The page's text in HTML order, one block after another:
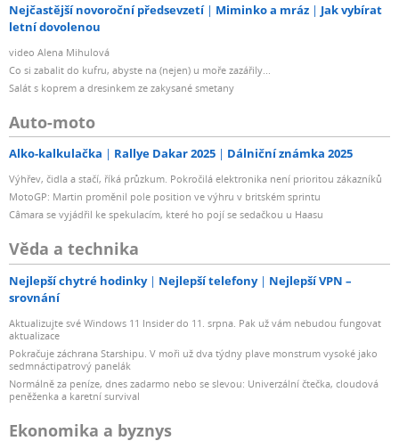
Nejčastější novoroční předsevzetí Miminko a mráz
Jak vybírat
letní dovolenou
video Alena Mihulová
Co si zabalit do kufru, abyste na (nejen) u moře zazářily...
Salát s koprem a dresinkem ze zakysané smetany
Auto-moto
Alko-kalkulačka Rallye Dakar 2025 Dálniční známka 2025
Výhřev, čidla a stačí, říká průzkum. Pokročilá elektronika není prioritou zákazníků
MotoGP: Martin proměnil pole position ve výhru v britském sprintu
Câmara se vyjádřil ke spekulacím, které ho pojí se sedačkou u Haasu
Věda a technika
Nejlepší chytré hodinky Nejlepší telefony
Nejlepší VPN –
srovnání
Aktualizujte své Windows 11 Insider do 11. srpna. Pak už vám nebudou fungovat
aktualizace
Pokračuje záchrana Starshipu. V moři už dva týdny plave monstrum vysoké jako
sedmnáctipatrový panelák
Normálně za peníze, dnes zadarmo nebo se slevou: Univerzální čtečka, cloudová
peněženka a karetní survival
Ekonomika a byznys